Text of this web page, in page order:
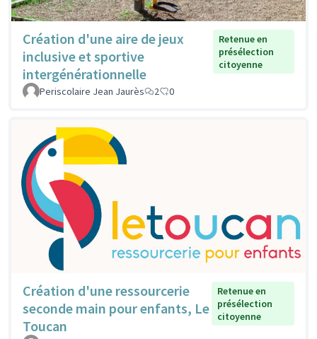
Création d'une aire de jeux
inclusive et sportive
intergénérationnelle
Retenue en
présélection
citoyenne
Periscolaire Jean Jaurès 2 0
Création d'une ressourcerie
seconde main pour enfants, Le
Toucan
Retenue en
présélection
citoyenne